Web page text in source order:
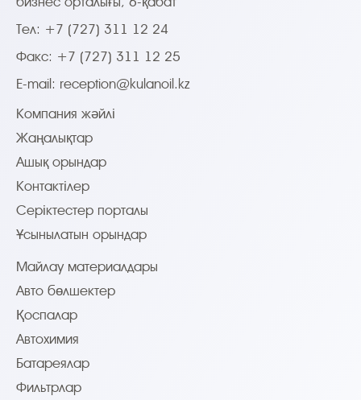
Тел: +7 (727) 311 12 24
Факс: +7 (727) 311 12 25
E-mail: reception@kulanoil.kz
Компания жәйлі
Жаңалықтар
Ашық орындар
Контактілер
Серіктестер порталы
Ұсынылатын орындар
Майлау материалдары
Авто бөлшектер
Қоспалар
Автохимия
Батареялар
Фильтрлар